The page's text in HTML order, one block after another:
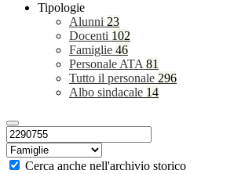
Tipologie
Alunni 23
Docenti 102
Famiglie 46
Personale ATA 81
Tutto il personale 296
Albo sindacale 14
Cerca anche nell'archivio storico